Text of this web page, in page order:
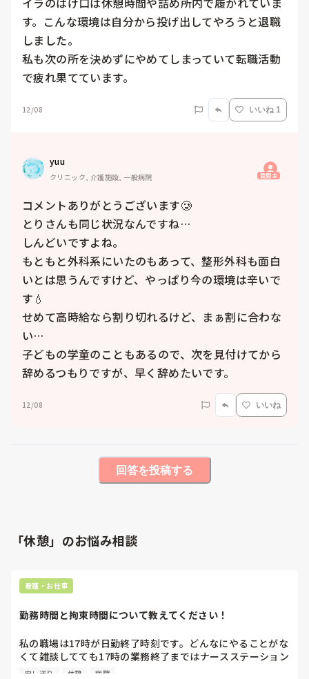
す。こんな環境は自分から投げ出してやろうと退職
しました。
私も次の所を決めずにやめてしまっていて転職活動
で疲れ果てています。
12/08 いいね 1
yuu
クリニック, 介護施設, 一般病院 質問主
コメントありがとうございます🥲
とりさんも同じ状況なんですね…
しんどいですよね。
もともと外科系にいたのもあって、整形外科も面白
いとは思うんですけど、やっぱり今の環境は辛いで
す💧
せめて高時給なら割り切れるけど、まぁ割に合わな
い…
子どもの学童のこともあるので、次を見付けてから
辞めるつもりですが、早く辞めたいです。
12/08 いいね
回答を投稿する
「休憩」のお悩み相談
看護・お仕事
勤務時間と拘束時間について教えてください！
私の職場は17時が日勤終了時刻です。どんなにやることがな
くて雑談してても17時の業務終了まではナースステーション
にいて、17時なってから荷物を持って更衣室へ行っていま
申し送り 休憩 病院